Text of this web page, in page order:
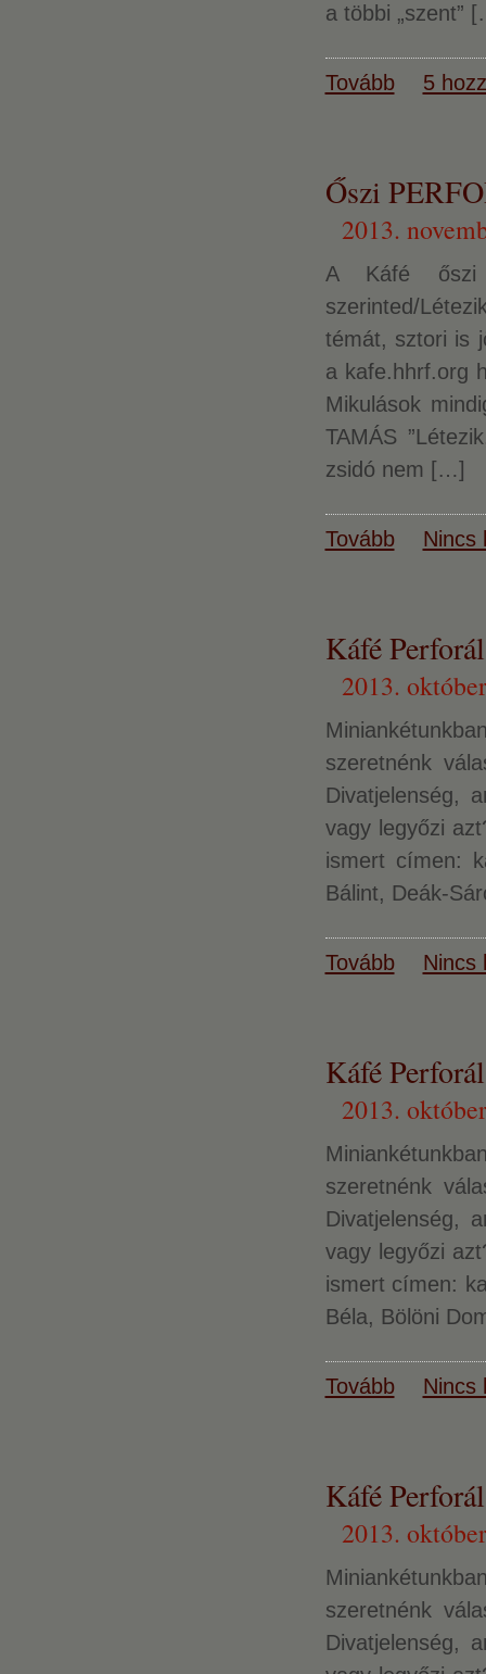
a többi „szent”
Tovább 5
Őszi
2013.
A Káfé őszi
szerinted/
témát, sztori is
a kafe.hhrf.org
Mikulások
TAMÁS
zsidó nem […]
Tovább Nincs
Káfé
2013.
szeretnénk
Divatjelenség,
vagy legyőzi
ismert címen:
Bálint, Deák-
Tovább Nincs
Káfé
2013.
szeretnénk
Divatjelenség,
vagy legyőzi
ismert címen:
Béla, Bölöni
Tovább Nincs
Káfé
2013.
szeretnénk
Divatjelenség,